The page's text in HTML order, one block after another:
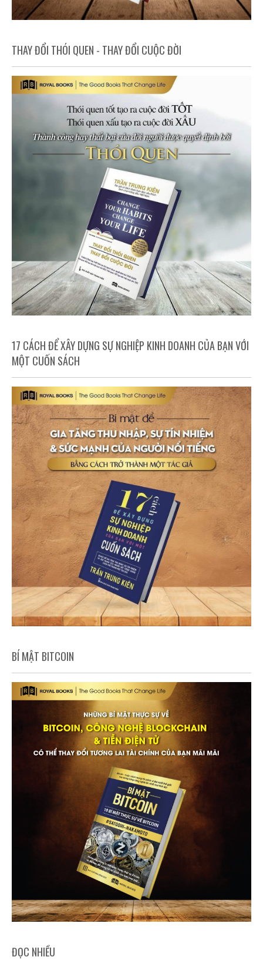
THAY ĐỔI THÓI QUEN - THAY ĐỔI CUỘC ĐỜI
17 CÁCH ĐỂ XÂY DỰNG SỰ NGHIỆP KINH DOANH CỦA BẠN VỚI
MỘT CUỐN SÁCH
BÍ MẬT BITCOIN
ĐỌC NHIỀU